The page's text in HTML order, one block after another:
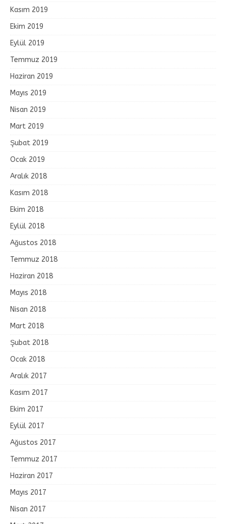
Kasım 2019
Ekim 2019
Eylül 2019
Temmuz 2019
Haziran 2019
Mayıs 2019
Nisan 2019
Mart 2019
Şubat 2019
Ocak 2019
Aralık 2018
Kasım 2018
Ekim 2018
Eylül 2018
Ağustos 2018
Temmuz 2018
Haziran 2018
Mayıs 2018
Nisan 2018
Mart 2018
Şubat 2018
Ocak 2018
Aralık 2017
Kasım 2017
Ekim 2017
Eylül 2017
Ağustos 2017
Temmuz 2017
Haziran 2017
Mayıs 2017
Nisan 2017